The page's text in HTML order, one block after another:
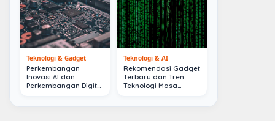
Teknologi & Gadget
Perkembangan
Inovasi AI dan
Perkembangan Digital
Teknologi & AI
Rekomendasi Gadget
Terbaru dan Tren
Teknologi Masa